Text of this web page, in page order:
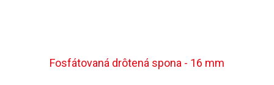
Fosfátovaná drôtená spona - 16 mm